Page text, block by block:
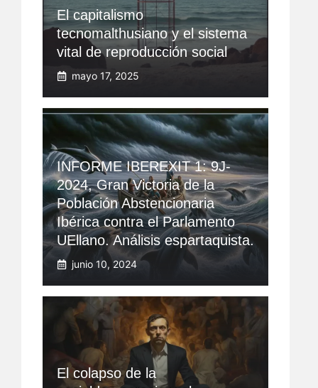
El capitalismo
tecnomalthusiano y el sistema
vital de reproducción social
mayo 17, 2025
INFORME IBEREXIT 1: 9J-
2024, Gran Victoria de la
Población Abstencionaria
Ibérica contra el Parlamento
UEllano. Análisis espartaquista.
junio 10, 2024
El colapso de la